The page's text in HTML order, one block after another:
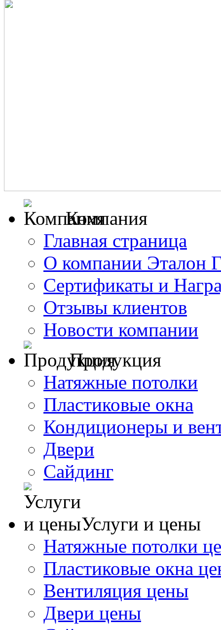
Компания
Главная страница
О компании Эталон
Сертификаты и
Отзывы клиентов
Новости компании
Продукция
Натяжные потолки
Пластиковые окна
Кондиционеры и
Двери
Сайдинг
Услуги и цены
Натяжные потолки
Пластиковые окна
Вентиляция цены
Двери цены